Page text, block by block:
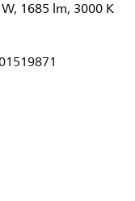
1685 lm, 3000 K